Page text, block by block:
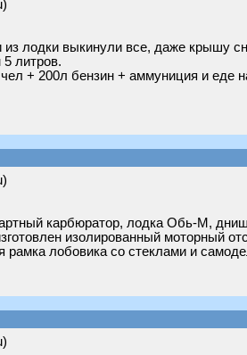
из лодки выкинули все, даже крышу
литров.
чел + 200л бензин + аммуниция и еде
карбюратор, лодка Обь-М,
изолированный моторный
лобовика со стеклами и